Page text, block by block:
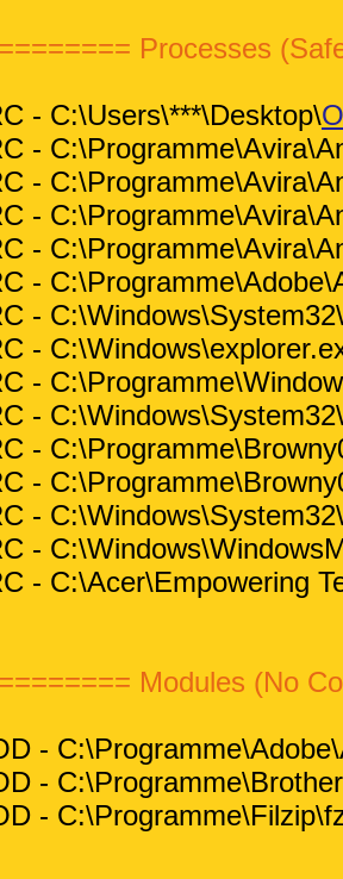
Processes
- C:\Users\***\Desktop\
-
-
-
-
-
-
-
-
-
-
-
-
-
- C:\Acer\Empowering
Modules (No
-
-
-